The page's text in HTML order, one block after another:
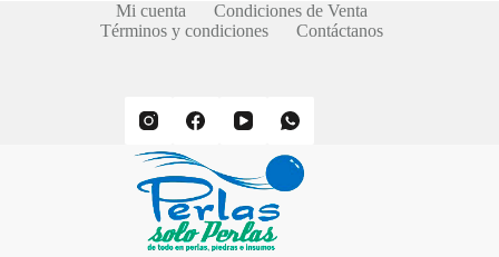
Mi cuenta
Condiciones de Venta
Términos y condiciones
Contáctanos